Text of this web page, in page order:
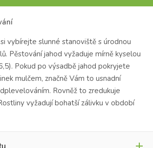
vybírejte slunné stanoviště s úrodnou
Pěstování jahod vyžaduje mírně kyselou
Pokud po výsadbě jahod pokryjete
mulčem, značně Vám to usnadní
Rovněž to zredukuje
vyžadují bohatší zálivku v období